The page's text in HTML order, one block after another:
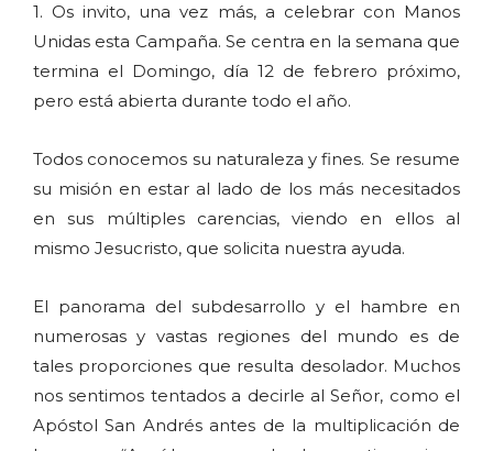
1. Os invito, una vez más, a celebrar con Manos
Unidas esta Campaña. Se centra en la semana que
termina el Domingo, día 12 de febrero próximo,
pero está abierta durante todo el año.
Todos conocemos su naturaleza y fines. Se resume
su misión en estar al lado de los más necesitados
en sus múltiples carencias, viendo en ellos al
mismo Jesucristo, que solicita nuestra ayuda.
El panorama del subdesarrollo y el hambre en
numerosas y vastas regiones del mundo es de
tales proporciones que resulta desolador. Muchos
nos sentimos tentados a decirle al Señor, como el
Apóstol San Andrés antes de la multiplicación de